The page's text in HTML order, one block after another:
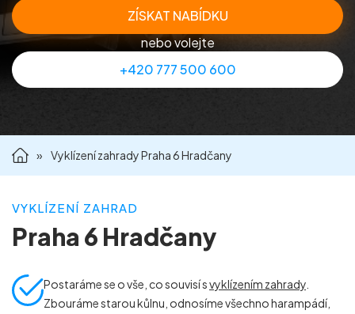
ZÍSKAT NABÍDKU
nebo volejte
+420 777 500 600
» Vyklízení zahrady Praha 6 Hradčany
VYKLÍZENÍ ZAHRAD
Praha 6 Hradčany
Postaráme se o vše, co souvisí svyklízením zahrady
Zbouráme starou kůlnu, odnosíme všechno harampádí,